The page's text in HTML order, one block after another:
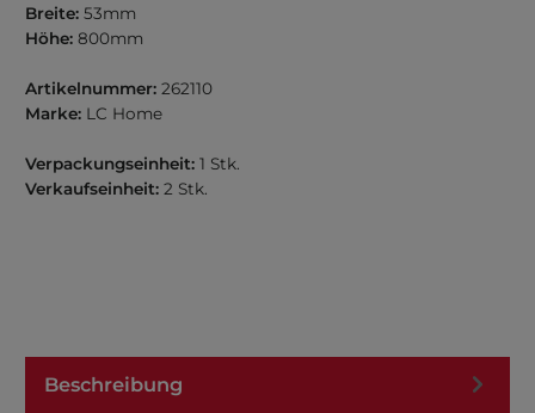
Breite: 53mm
Höhe: 800mm
Artikelnummer: 262110
Marke: LC Home
Verpackungseinheit: 1 Stk.
Verkaufseinheit: 2 Stk.
Beschreibung